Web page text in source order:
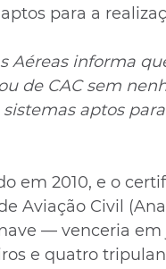
para a
Aéreas informa
de CAC sem
aptos
em 2010, e o
Aviação Civil
— venceria
e quatro